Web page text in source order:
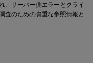
、サーバー側エラーとクライ
査のための貴重な参照情報と